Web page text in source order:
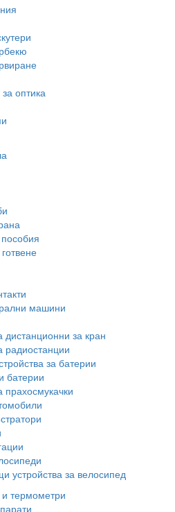
оптика
машини
дистанционни за кран
радиостанции
за батерии
батерии
прахосмукачки
устройства за велосипед
термометри